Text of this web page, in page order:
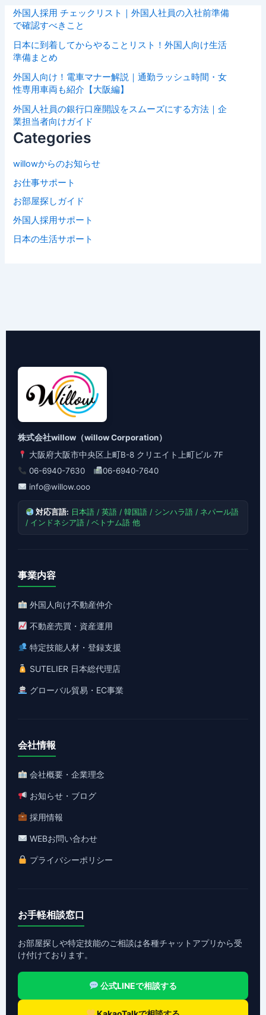
外国人採用 チェックリスト｜外国人社員の入社前準備
で確認すべきこと
日本に到着してからやることリスト！外国人向け生活
準備まとめ
外国人向け！電車マナー解説｜通勤ラッシュ時間・女
性専用車両も紹介【大阪編】
外国人社員の銀行口座開設をスムーズにする方法｜企
業担当者向けガイド
Categories
willowからのお知らせ
お仕事サポート
お部屋探しガイド
外国人採用サポート
日本の生活サポート
株式会社willow（willow Corporation）
大阪府大阪市中央区上町B-8 クリエイト上町ビル 7F
06-6940-7630
06-6940-7640
info@willow.ooo
対応言語: 日本語 / 英語 / 韓国語 / シンハラ語 / ネパール語
/ インドネシア語 / ベトナム語 他
事業内容
外国人向け不動産仲介
不動産売買・資産運用
特定技能人材・登録支援
SUTELIER 日本総代理店
グローバル貿易・EC事業
会社情報
会社概要・企業理念
お知らせ・ブログ
採用情報
WEBお問い合わせ
プライバシーポリシー
お手軽相談窓口
お部屋探しや特定技能のご相談は各種チャットアプリから受
け付けております。
公式LINEで相談する